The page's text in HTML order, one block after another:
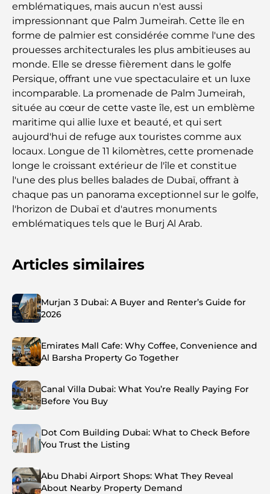
emblématiques, mais aucun n'est aussi
impressionnant que Palm Jumeirah. Cette île en
forme de palmier est considérée comme l'une des
prouesses architecturales les plus ambitieuses au
monde. Elle se dresse fièrement dans le golfe
Persique, offrant une vue spectaculaire et un luxe
incomparable. La promenade de Palm Jumeirah,
située au cœur de cette vaste île, est un emblème
maritime qui allie luxe et beauté, et qui sert
aujourd'hui de refuge aux touristes comme aux
locaux. Longue de 11 kilomètres, cette promenade
longe le croissant extérieur de l'île et constitue
l'une des plus belles balades de Dubaï, offrant à
chaque pas un panorama exceptionnel sur le golfe,
l'horizon de Dubaï et d'autres monuments
emblématiques tels que le Burj Al Arab.
Articles similaires
Murjan 3 Dubai: A Buyer and Renter’s Guide for
2026
Emirates Mall Cafe: Why Coffee, Convenience and
Al Barsha Property Go Together
Canal Villa Dubai: What You’re Really Paying For
Before You Buy
Dot Com Building Dubai: What to Check Before
You Trust the Listing
Abu Dhabi Airport Shops: What They Reveal
About Nearby Property Demand